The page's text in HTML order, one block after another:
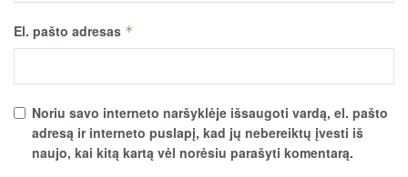
El. pašto adresas *
Noriu savo interneto naršyklėje išsaugoti vardą, el. pašto
adresą ir interneto puslapį, kad jų nebereiktų įvesti iš
naujo, kai kitą kartą vėl norėsiu parašyti komentarą.